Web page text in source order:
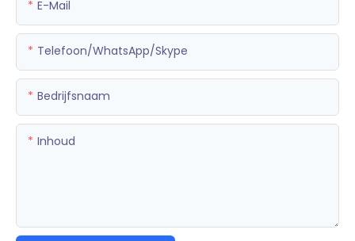
E-Mail
Telefoon/WhatsApp/Skype
Bedrijfsnaam
Inhoud